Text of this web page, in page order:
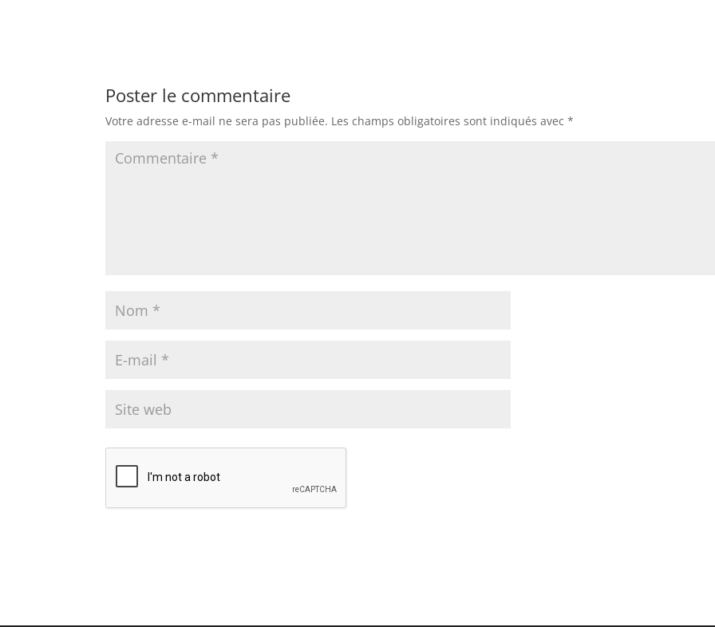
Poster le commentaire
Votre adresse e-mail ne sera pas publiée. Les champs obligatoires sont indiqués avec *